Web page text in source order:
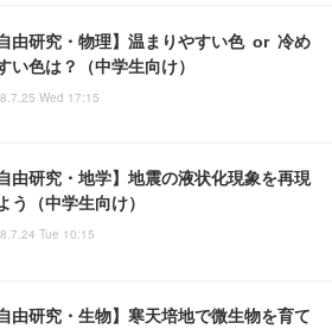
自由研究・物理】温まりやすい色 or 冷め
い色は？（中学生向け）
Wed 17:15
自由研究・地学】地震の液状化現象を再現
う（中学生向け）
Tue 10:15
自由研究・生物】寒天培地で微生物を育て